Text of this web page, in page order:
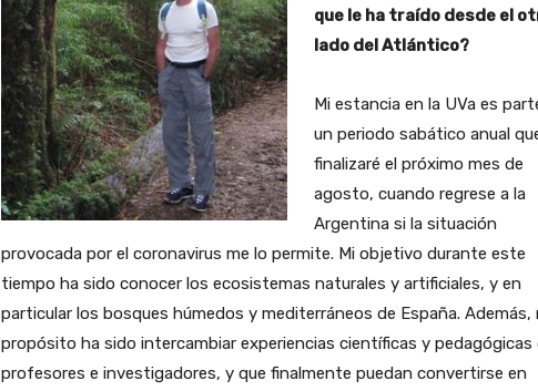
que le ha traído desde el
lado del Atlántico?
Mi estancia en la UVa es
un periodo sabático anual
finalizaré el próximo mes de
agosto, cuando regrese a la
Argentina si la situación
provocada por el coronavirus me lo permite. Mi objetivo durante este
tiempo ha sido conocer los ecosistemas naturales y artificiales, y en
particular los bosques húmedos y mediterráneos de España. Además,
propósito ha sido intercambiar experiencias científicas y pedagógicas
profesores e investigadores, y que finalmente puedan convertirse en